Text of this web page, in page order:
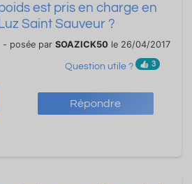
Répondre
est pris en charge en
Saint Sauveur ?
- posée par SOAZICK50 le 26/04/2017
Question utile ? 3